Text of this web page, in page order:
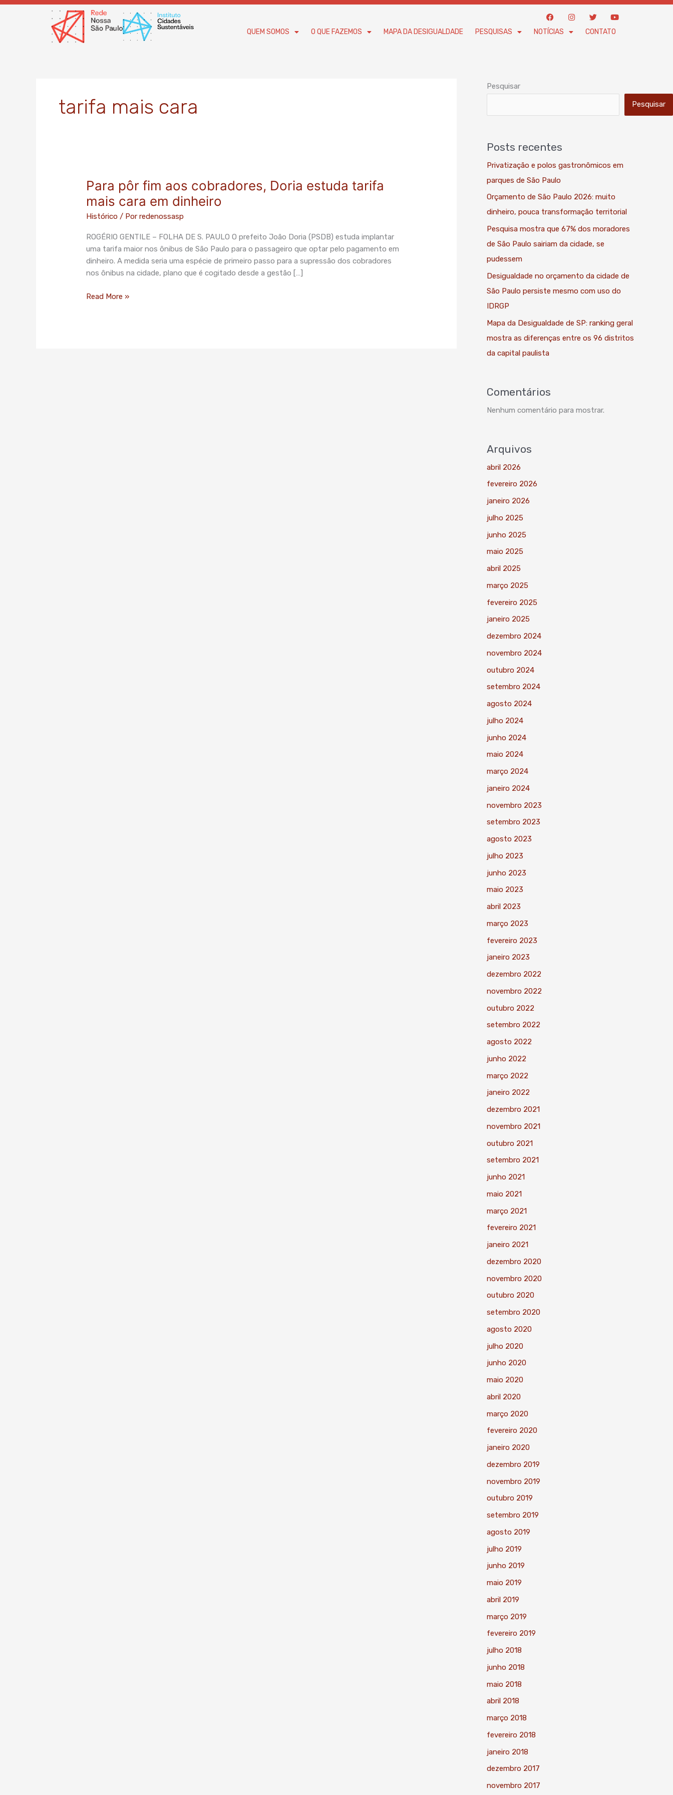
Ir
F
a
c
e
I
n
t
T
w
i
t
Y
o
u
t
QUEM SOMOS O QUE FAZEMOS MAPA DA DESIGUALDADE PESQUISAS NOTÍCIAS CONTATO
tarifa mais cara
Para pôr fim aos cobradores, Doria estuda tarifa
mais cara em dinheiro
Histórico / Porredenossasp
ROGÉRIO GENTILE – FOLHA DE S. PAULO O prefeito João Doria (PSDB) estuda implantar
uma tarifa maior nos ônibus de São Paulo para o passageiro que optar pelo pagamento em
dinheiro. A medida seria uma espécie de primeiro passo para a supressão dos cobradores
nos ônibus na cidade, plano que é cogitado desde a gestão […]
Para
fim
aos
cobradores,
cara
Read More »
Pesquisar
Pesquisar
Posts recentes
Privatização e polos gastronômicos em
parques de São Paulo
Orçamento de São Paulo 2026: muito
dinheiro, pouca transformação territorial
Pesquisa mostra que 67% dos moradores
de São Paulo sairiam da cidade, se
pudessem
Desigualdade no orçamento da cidade de
São Paulo persiste mesmo com uso do
IDRGP
Mapa da Desigualdade de SP: ranking geral
mostra as diferenças entre os 96 distritos
da capital paulista
Comentários
Nenhum comentário para mostrar.
Arquivos
abril 2026
fevereiro 2026
janeiro 2026
julho 2025
junho 2025
maio 2025
abril 2025
março 2025
fevereiro 2025
janeiro 2025
dezembro 2024
novembro 2024
outubro 2024
setembro 2024
agosto 2024
julho 2024
junho 2024
maio 2024
março 2024
janeiro 2024
novembro 2023
setembro 2023
agosto 2023
julho 2023
junho 2023
maio 2023
abril 2023
março 2023
fevereiro 2023
janeiro 2023
dezembro 2022
novembro 2022
outubro 2022
setembro 2022
agosto 2022
junho 2022
março 2022
janeiro 2022
dezembro 2021
novembro 2021
outubro 2021
setembro 2021
junho 2021
maio 2021
março 2021
fevereiro 2021
janeiro 2021
dezembro 2020
novembro 2020
outubro 2020
setembro 2020
agosto 2020
julho 2020
junho 2020
maio 2020
abril 2020
março 2020
fevereiro 2020
janeiro 2020
dezembro 2019
novembro 2019
outubro 2019
setembro 2019
agosto 2019
julho 2019
junho 2019
maio 2019
abril 2019
março 2019
fevereiro 2019
julho 2018
junho 2018
maio 2018
abril 2018
março 2018
fevereiro 2018
janeiro 2018
dezembro 2017
novembro 2017